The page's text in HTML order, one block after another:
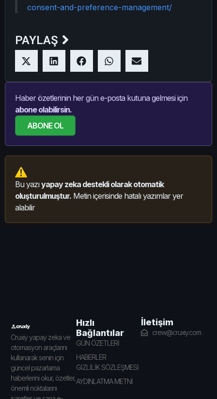
consent-and-preference-management/
PAYLAŞ
Haber özetlerinin her gün e-posta kutuna gelmesi için
abone olabilirsin.
ABONE OL
Bu yazıyapay zeka destekli olarak otomatik
oluşturulmuştur. Metin içerisinde hatalı yazımlar yer
alabilir
Cruxiy yapay zeka ve
otomasyon araçlarını
kullanarak senin için
güncel pazarlama
haberlerini okur, özetler,
önemli noktalarını
Hızlı
Bağlantılar
GÜN ÖZETLERİ
HABERLER
GİZLİLİK SÖZLEŞMESİ
AYDINLATMA METNİ
İletişim
crew@cruxiy.com